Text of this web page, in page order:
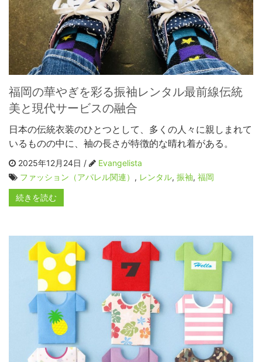
福岡の華やぎを彩る振袖レンタル最前線伝統
美と現代サービスの融合
日本の伝統衣装のひとつとして、多くの人々に親しまれて
いるものの中に、袖の長さが特徴的な晴れ着がある。
2025年12月24日 /
Evangelista
ファッション（アパレル関連） , レンタル, 振袖, 福岡
続きを読む